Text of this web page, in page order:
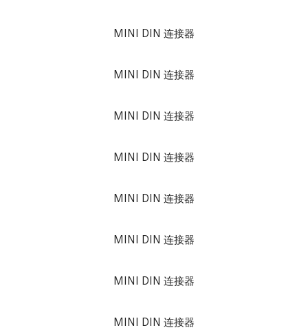
MINI DIN 连接器
MINI DIN 连接器
MINI DIN 连接器
MINI DIN 连接器
MINI DIN 连接器
MINI DIN 连接器
MINI DIN 连接器
MINI DIN 连接器